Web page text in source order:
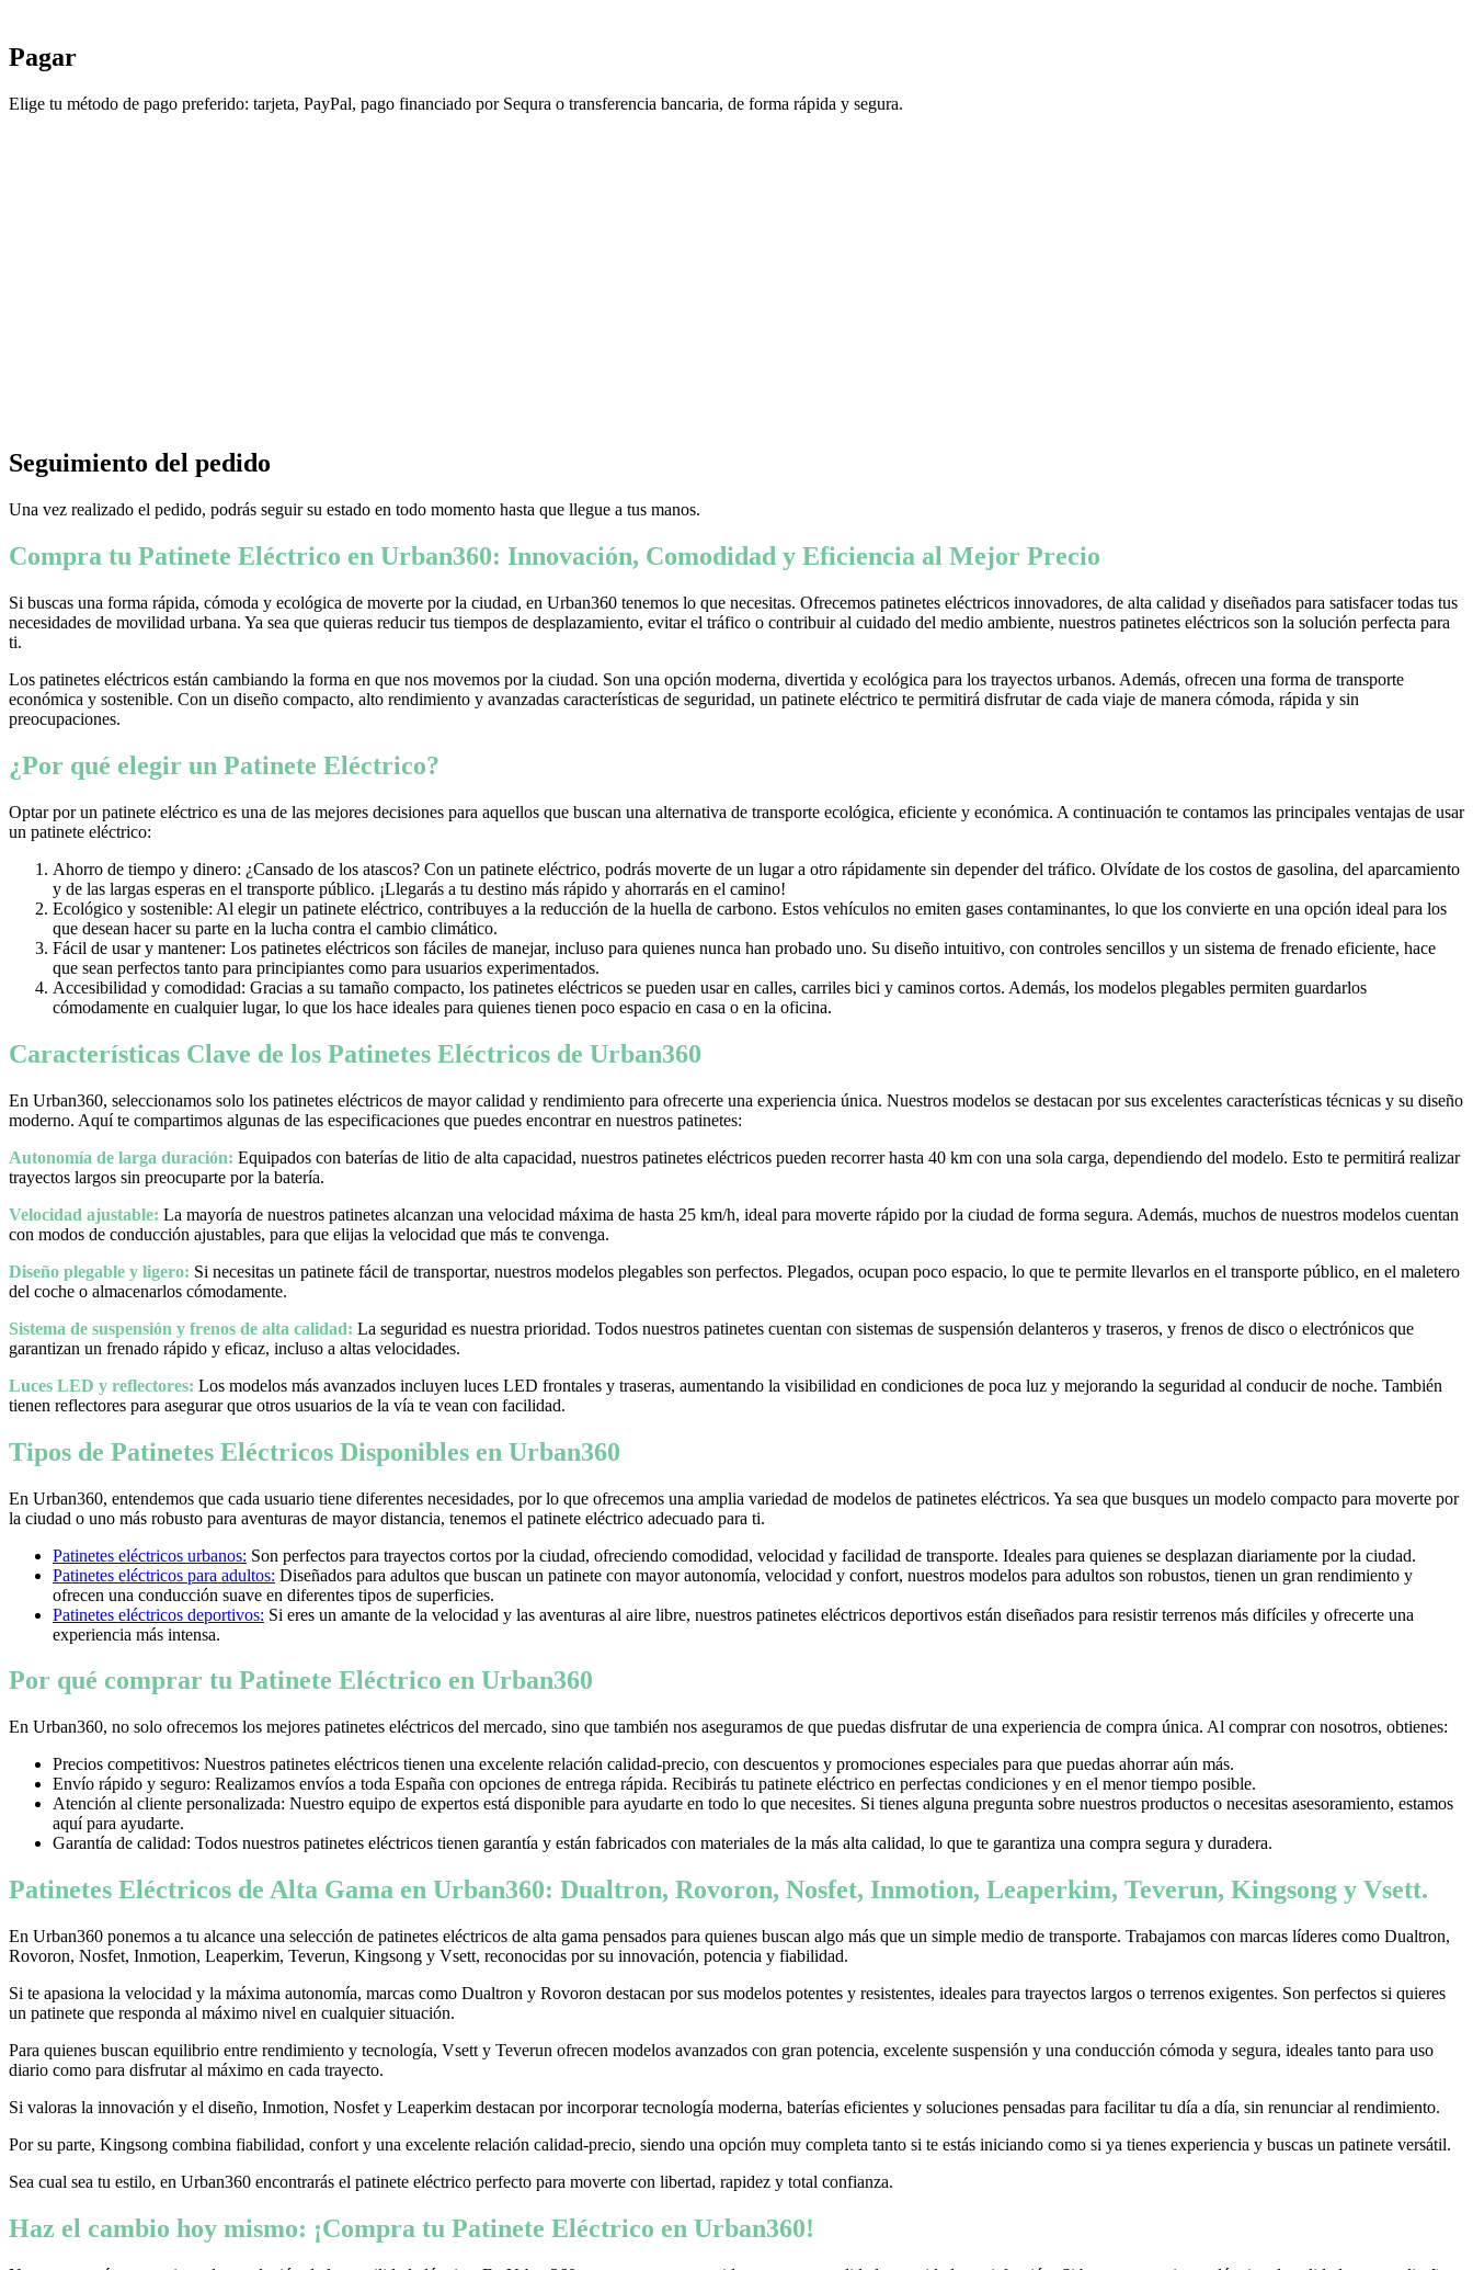
Pagar
Elige tu método de pago preferido: tarjeta, PayPal, pago financiado por Sequra o transferencia bancaria, de forma rápida y segura.
Seguimiento del pedido
Una vez realizado el pedido, podrás seguir su estado en todo momento hasta que llegue a tus manos.
Compra tu Patinete Eléctrico en Urban360: Innovación, Comodidad y Eficiencia al Mejor Precio
Si buscas una forma rápida, cómoda y ecológica de moverte por la ciudad, en Urban360 tenemos lo que necesitas. Ofrecemos patinetes eléctricos innovadores, de alta calidad y diseñados para satisfacer todas tus
necesidades de movilidad urbana. Ya sea que quieras reducir tus tiempos de desplazamiento, evitar el tráfico o contribuir al cuidado del medio ambiente, nuestros patinetes eléctricos son la solución perfecta para
ti.
Los patinetes eléctricos están cambiando la forma en que nos movemos por la ciudad. Son una opción moderna, divertida y ecológica para los trayectos urbanos. Además, ofrecen una forma de transporte
económica y sostenible. Con un diseño compacto, alto rendimiento y avanzadas características de seguridad, un patinete eléctrico te permitirá disfrutar de cada viaje de manera cómoda, rápida y sin
preocupaciones.
¿Por qué elegir un Patinete Eléctrico?
Optar por un patinete eléctrico es una de las mejores decisiones para aquellos que buscan una alternativa de transporte ecológica, eficiente y económica. A continuación te contamos las principales ventajas de usar
un patinete eléctrico:
Ahorro de tiempo y dinero: ¿Cansado de los atascos? Con un patinete eléctrico, podrás moverte de un lugar a otro rápidamente sin depender del tráfico. Olvídate de los costos de gasolina, del aparcamiento
y de las largas esperas en el transporte público. ¡Llegarás a tu destino más rápido y ahorrarás en el camino!
Ecológico y sostenible: Al elegir un patinete eléctrico, contribuyes a la reducción de la huella de carbono. Estos vehículos no emiten gases contaminantes, lo que los convierte en una opción ideal para los
que desean hacer su parte en la lucha contra el cambio climático.
Fácil de usar y mantener: Los patinetes eléctricos son fáciles de manejar, incluso para quienes nunca han probado uno. Su diseño intuitivo, con controles sencillos y un sistema de frenado eficiente, hace
que sean perfectos tanto para principiantes como para usuarios experimentados.
Accesibilidad y comodidad: Gracias a su tamaño compacto, los patinetes eléctricos se pueden usar en calles, carriles bici y caminos cortos. Además, los modelos plegables permiten guardarlos
cómodamente en cualquier lugar, lo que los hace ideales para quienes tienen poco espacio en casa o en la oficina.
Características Clave de los Patinetes Eléctricos de Urban360
En Urban360, seleccionamos solo los patinetes eléctricos de mayor calidad y rendimiento para ofrecerte una experiencia única. Nuestros modelos se destacan por sus excelentes características técnicas y su diseño
moderno. Aquí te compartimos algunas de las especificaciones que puedes encontrar en nuestros patinetes:
Autonomía de larga duración: Equipados con baterías de litio de alta capacidad, nuestros patinetes eléctricos pueden recorrer hasta 40 km con una sola carga, dependiendo del modelo. Esto te permitirá realizar
trayectos largos sin preocuparte por la batería.
Velocidad ajustable: La mayoría de nuestros patinetes alcanzan una velocidad máxima de hasta 25 km/h, ideal para moverte rápido por la ciudad de forma segura. Además, muchos de nuestros modelos cuentan
con modos de conducción ajustables, para que elijas la velocidad que más te convenga.
Diseño plegable y ligero: Si necesitas un patinete fácil de transportar, nuestros modelos plegables son perfectos. Plegados, ocupan poco espacio, lo que te permite llevarlos en el transporte público, en el maletero
del coche o almacenarlos cómodamente.
Sistema de suspensión y frenos de alta calidad: La seguridad es nuestra prioridad. Todos nuestros patinetes cuentan con sistemas de suspensión delanteros y traseros, y frenos de disco o electrónicos que
garantizan un frenado rápido y eficaz, incluso a altas velocidades.
Luces LED y reflectores: Los modelos más avanzados incluyen luces LED frontales y traseras, aumentando la visibilidad en condiciones de poca luz y mejorando la seguridad al conducir de noche. También
tienen reflectores para asegurar que otros usuarios de la vía te vean con facilidad.
Tipos de Patinetes Eléctricos Disponibles en Urban360
En Urban360, entendemos que cada usuario tiene diferentes necesidades, por lo que ofrecemos una amplia variedad de modelos de patinetes eléctricos. Ya sea que busques un modelo compacto para moverte por
la ciudad o uno más robusto para aventuras de mayor distancia, tenemos el patinete eléctrico adecuado para ti.
Patinetes eléctricos urbanos: Son perfectos para trayectos cortos por la ciudad, ofreciendo comodidad, velocidad y facilidad de transporte. Ideales para quienes se desplazan diariamente por la ciudad.
Patinetes eléctricos para adultos: Diseñados para adultos que buscan un patinete con mayor autonomía, velocidad y confort, nuestros modelos para adultos son robustos, tienen un gran rendimiento y
ofrecen una conducción suave en diferentes tipos de superficies.
Patinetes eléctricos deportivos: Si eres un amante de la velocidad y las aventuras al aire libre, nuestros patinetes eléctricos deportivos están diseñados para resistir terrenos más difíciles y ofrecerte una
experiencia más intensa.
Por qué comprar tu Patinete Eléctrico en Urban360
En Urban360, no solo ofrecemos los mejores patinetes eléctricos del mercado, sino que también nos aseguramos de que puedas disfrutar de una experiencia de compra única. Al comprar con nosotros, obtienes:
Precios competitivos: Nuestros patinetes eléctricos tienen una excelente relación calidad-precio, con descuentos y promociones especiales para que puedas ahorrar aún más.
Envío rápido y seguro: Realizamos envíos a toda España con opciones de entrega rápida. Recibirás tu patinete eléctrico en perfectas condiciones y en el menor tiempo posible.
Atención al cliente personalizada: Nuestro equipo de expertos está disponible para ayudarte en todo lo que necesites. Si tienes alguna pregunta sobre nuestros productos o necesitas asesoramiento, estamos
aquí para ayudarte.
Garantía de calidad: Todos nuestros patinetes eléctricos tienen garantía y están fabricados con materiales de la más alta calidad, lo que te garantiza una compra segura y duradera.
Patinetes Eléctricos de Alta Gama en Urban360: Dualtron, Rovoron, Nosfet, Inmotion, Leaperkim, Teverun, Kingsong y Vsett.
En Urban360 ponemos a tu alcance una selección de patinetes eléctricos de alta gama pensados para quienes buscan algo más que un simple medio de transporte. Trabajamos con marcas líderes como Dualtron,
Rovoron, Nosfet, Inmotion, Leaperkim, Teverun, Kingsong y Vsett, reconocidas por su innovación, potencia y fiabilidad.
Si te apasiona la velocidad y la máxima autonomía, marcas como Dualtron y Rovoron destacan por sus modelos potentes y resistentes, ideales para trayectos largos o terrenos exigentes. Son perfectos si quieres
un patinete que responda al máximo nivel en cualquier situación.
Para quienes buscan equilibrio entre rendimiento y tecnología, Vsett y Teverun ofrecen modelos avanzados con gran potencia, excelente suspensión y una conducción cómoda y segura, ideales tanto para uso
diario como para disfrutar al máximo en cada trayecto.
Si valoras la innovación y el diseño, Inmotion, Nosfet y Leaperkim destacan por incorporar tecnología moderna, baterías eficientes y soluciones pensadas para facilitar tu día a día, sin renunciar al rendimiento.
Por su parte, Kingsong combina fiabilidad, confort y una excelente relación calidad-precio, siendo una opción muy completa tanto si te estás iniciando como si ya tienes experiencia y buscas un patinete versátil.
Sea cual sea tu estilo, en Urban360 encontrarás el patinete eléctrico perfecto para moverte con libertad, rapidez y total confianza.
Haz el cambio hoy mismo: ¡Compra tu Patinete Eléctrico en Urban360!